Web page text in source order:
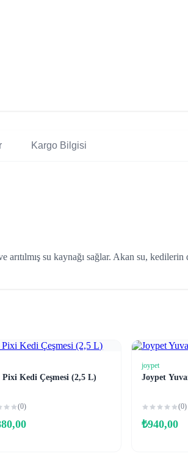
Kargo Bilgisi
su kaynağı sağlar. Akan su,
Kedi Çeşmesi (2,5 L)
(0)
joypet
Joypet
(0)
₺940,00